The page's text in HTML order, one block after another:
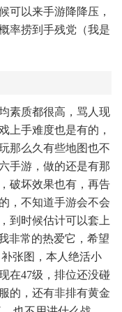
可以来手游降降压，
率捞到手残党（我是
素质都很高，骂人现
上手难度也是有的，
那么久有些地图也不
手游，做的还是有那
破坏效果也有，再告
，不知道手游会不会
到时候估计可以套上
非常的热爱它，希望
张图，本人绝活小
在47级，排位还没碰
的，还有非排有黄金